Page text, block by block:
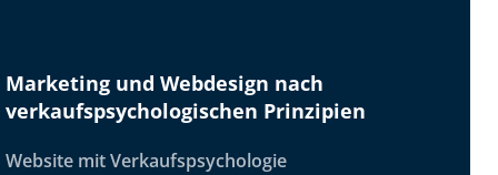
Marketing und Webdesign nach
verkaufspsychologischen Prinzipien
Website mit Verkaufspsychologie